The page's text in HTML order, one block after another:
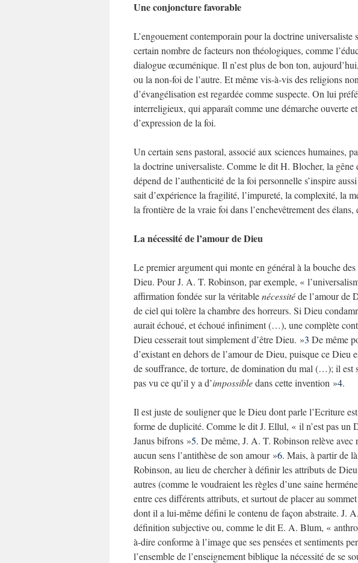
Une conjoncture favorable
L’engouement contemporain pour la doctrine universaliste
certain nombre de facteurs non théologiques, comme
dialogue œcuménique. Il n’est plus de bon ton,
ou la non-foi de l’autre. Et même vis-à-vis des religions
d’évangélisation est regardée comme suspecte. On lui
interreligieux, qui apparaît comme une démarche ouverte
d’expression de la foi.
Un certain sens pastoral, associé aux sciences humaines,
la doctrine universaliste. Comme le dit H. Blocher, la gêne
dépend de l’authenticité de la foi personnelle s’inspire
sait d’expérience la fragilité, l’impureté, la complexité, la
la frontière de la vraie foi dans l’enchevêtrement des
La nécessité de l’amour de Dieu
Le premier argument qui monte en général à la bouche
Dieu. Pour J. A. T. Robinson, par exemple, «
affirmation fondée sur la véritablenécessitéde l’amour de
de ciel qui tolère la chambre des horreurs. Si Dieu
aurait échoué, et échoué infiniment (…), une complète
Dieu cesserait tout simplement d’être Dieu. »3 De même
d’existant en dehors de l’amour de Dieu, puisque ce Dieu
de souffrance, de torture, de domination du mal (…); il est
pas vu ce qu’il y a d’impossibledans cette invention »4.
Il est juste de souligner que le Dieu dont parle l’Ecriture
forme de duplicité. Comme le dit J. Ellul, « il n’est pas un
Janus bifrons »5. De même, J. A. T. Robinson relève avec
aucun sens l’antithèse de son amour »6. Mais, à partir de
Robinson, au lieu de chercher à définir les attributs de
autres (comme le voudraient les règles d’une saine
entre ces différents attributs, et surtout de placer au
dont il a lui-même défini le contenu de façon abstraite. J.
définition subjective ou, comme le dit E. A. Blum, «
à-dire conforme à l’image que ses pensées et sentiments
l’ensemble de l’enseignement biblique la nécessité de se